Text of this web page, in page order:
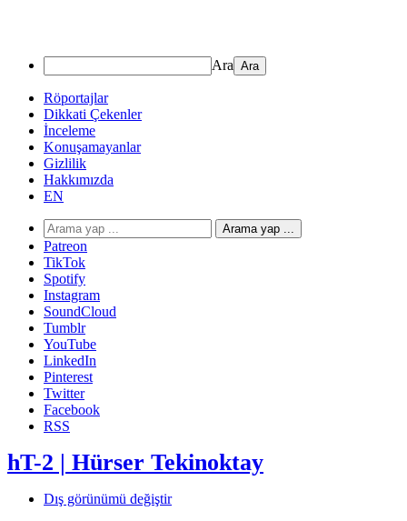
Ara
Röportajlar
Dikkati Çekenler
İnceleme
Konuşamayanlar
Gizlilik
Hakkımızda
EN
Arama yap ...
Patreon
TikTok
Spotify
Instagram
SoundCloud
Tumblr
YouTube
LinkedIn
Pinterest
Twitter
Facebook
RSS
hT-2 | Hürser Tekinoktay
Dış görünümü değiştir